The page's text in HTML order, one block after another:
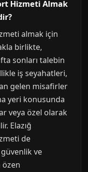
Hizmeti Almak
almak için
birlikte,
sonları talebin
iş seyahatleri,
gelen misafirler
yeri konusunda
veya özel olarak
Elazığ
de
ve